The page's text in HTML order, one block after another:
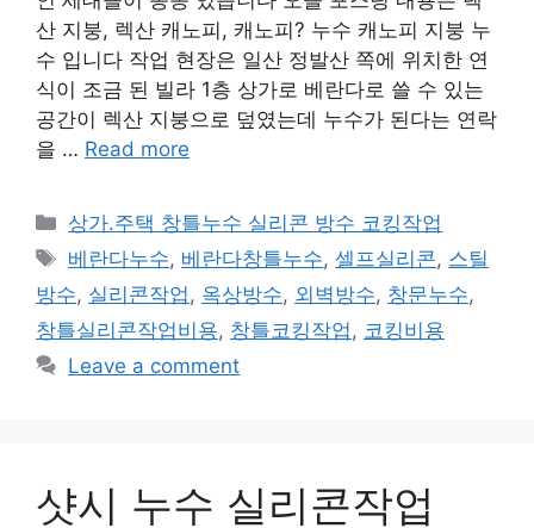
산 지붕, 렉산 캐노피, 캐노피? 누수 캐노피 지붕 누
수 입니다 작업 현장은 일산 정발산 쪽에 위치한 연
식이 조금 된 빌라 1층 상가로 베란다로 쓸 수 있는
공간이 렉산 지붕으로 덮였는데 누수가 된다는 연락
을 … Read more
Categories
상가.주택 창틀누수 실리콘 방수 코킹작업
Tags
베란다누수, 베란다창틀누수,셀프실리콘, 스틸
방수, 실리콘작업, 옥상방수, 외벽방수, 창문누수,
창틀실리콘작업비용, 창틀코킹작업, 코킹비용
Leave a comment
샷시 누수 실리콘작업